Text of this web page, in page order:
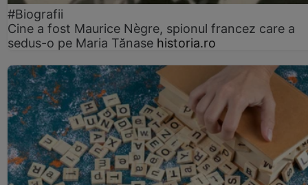
#Biografii
Cine a fost Maurice Nègre, spionul francez care a
sedus-o pe Maria Tănase historia.ro